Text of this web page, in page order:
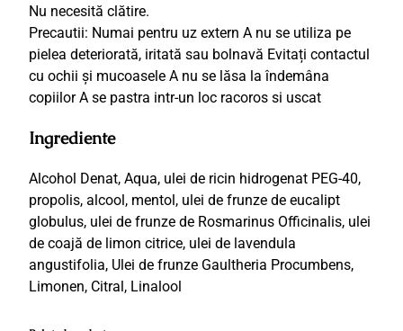
Nu necesită clătire.
Precautii: Numai pentru uz extern A nu se utiliza pe
pielea deteriorată, iritată sau bolnavă Evitați contactul
cu ochii și mucoasele A nu se lăsa la îndemâna
copiilor A se pastra intr-un loc racoros si uscat
Ingrediente
Alcohol Denat, Aqua, ulei de ricin hidrogenat PEG-40,
propolis, alcool, mentol, ulei de frunze de eucalipt
globulus, ulei de frunze de Rosmarinus Officinalis, ulei
de coajă de limon citrice, ulei de lavendula
angustifolia, Ulei de frunze Gaultheria Procumbens,
Limonen, Citral, Linalool